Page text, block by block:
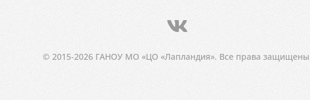
© 2015-2026 ГАНОУ МО «ЦО «Лапландия». Все права